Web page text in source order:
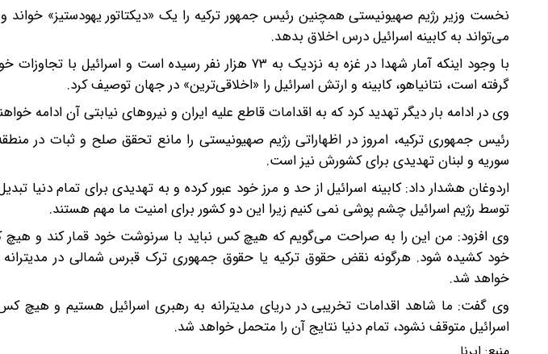
نخست وزیر رژیم صهیونیستی همچنین رئیس جمهور ترکیه را یک «دیکتاتور یهودستیز»
می‌تواند به کابینه اسرائیل درس اخلاق بدهد.
با وجود اینکه آمار شهدا در غزه به نزدیک به ۷۳ هزار نفر رسیده است
گرفته است، نتانیاهو، کابینه و ارتش اسرائیل را «اخلاقی‌ترین» در جهان توصیف کرد.
وی در ادامه بار دیگر تهدید کرد که به اقدامات قاطع علیه ایران و نیروهای نیابتی آن ادامه
رئیس جمهوری ترکیه، امروز در اظهاراتی رژیم صهیونیستی را مانع تحقق صلح و ثبات در
سوریه و لبنان تهدیدی برای کشورش نیز است.
اردوغان هشدار داد: کابینه اسرائیل از حد و مرز خود عبور کرده و به تهدیدی برای تمام دنیا
توسط رژیم اسرائیل چشم پوشی نمی کنیم زیرا این دو کشور برای امنیت ما مهم هستند.
وی افزود: من این را به صراحت می‌گویم که هیچ کس نباید با سرنوشت خود قمار کند و هیچ
خود کشیده شود. هرگونه نقض حقوق ترکیه یا حقوق جمهوری ترک قبرس شمالی در
خواهد شد.
وی گفت: ما شاهد اقدامات تخریبی در دریای مدیترانه به رهبری اسرائیل هستیم و هیچ
اسرائیل متوقف نشود، تمام دنیا نتایج آن را متحمل خواهد شد.